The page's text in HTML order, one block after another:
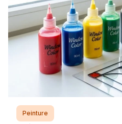
nécessaires aux supports
votre installation à
Peinture